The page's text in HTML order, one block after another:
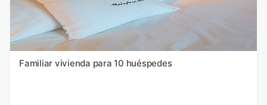
Familiar vivienda para 10 huéspedes